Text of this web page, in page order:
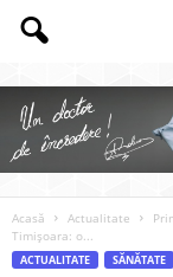
Acasă Actualitate
Timișoara: o...
ACTUALITATE SĂNĂTATE